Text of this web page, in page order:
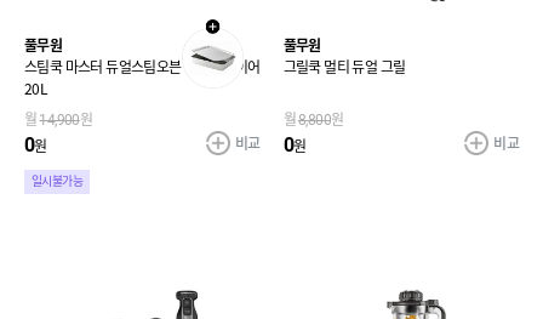
풀무원
스팀쿡 마스터 듀얼스팀오븐 에어프라이어
20L
월14,900원
0원
일시불가능
비교
풀무원
그릴쿡 멀티 듀얼 그릴
월8,800원
0원 비교